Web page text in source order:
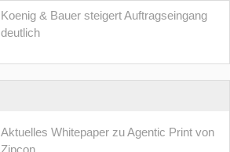
Koenig & Bauer steigert Auftragseingang
deutlich
Aktuelles Whitepaper zu Agentic Print von
Zipcon